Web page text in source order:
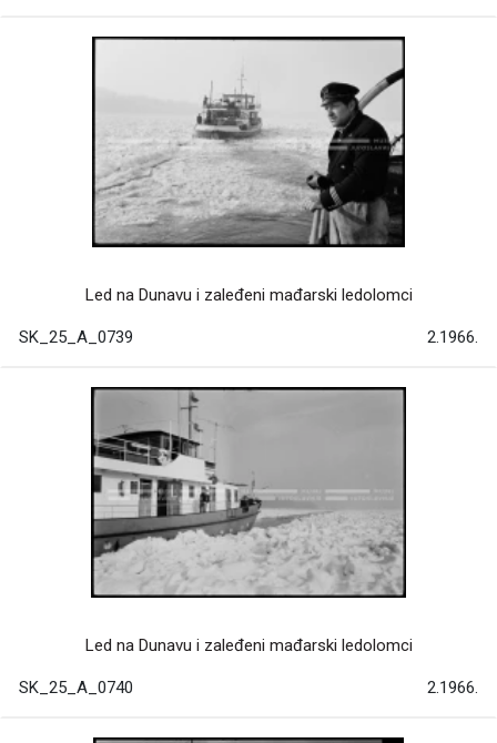
Led na Dunavu i zaleđeni mađarski ledolomci
SK_25_A_0739 2.1966.
Led na Dunavu i zaleđeni mađarski ledolomci
SK_25_A_0740 2.1966.